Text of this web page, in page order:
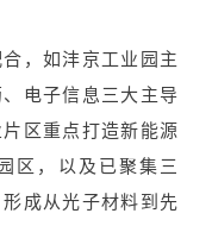
，如沣京工业园主
电子信息三大主导
区重点打造新能源
区，以及已聚集三
成从光子材料到先